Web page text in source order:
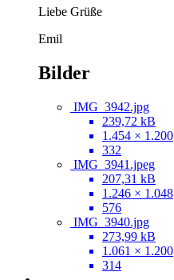
Liebe Grüße
Emil
Bilder
IMG_3942.jpg
239,72 kB
1.454 × 1.200
332
IMG_3941.jpeg
207,31 kB
1.246 × 1.048
576
IMG_3940.jpg
273,99 kB
1.061 × 1.200
314